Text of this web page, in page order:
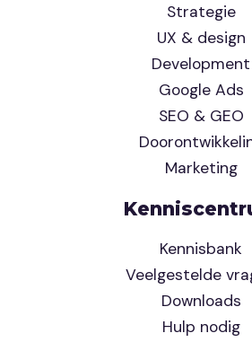
Strategie
UX & design
Development
Google Ads
SEO & GEO
Marketing
Kennisbank
Veelgestelde
Downloads
Hulp nodig